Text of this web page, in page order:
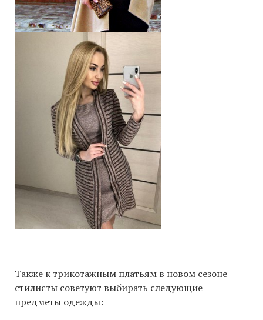
Также к трикотажным платьям в новом сезоне
стилисты советуют выбирать следующие
предметы одежды: